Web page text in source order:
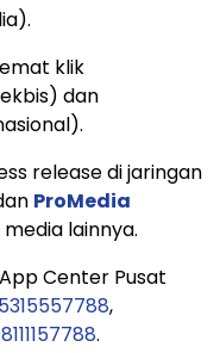
klik
dan
release di jaringan
ProMedia
lainnya.
Center Pusat
,
.